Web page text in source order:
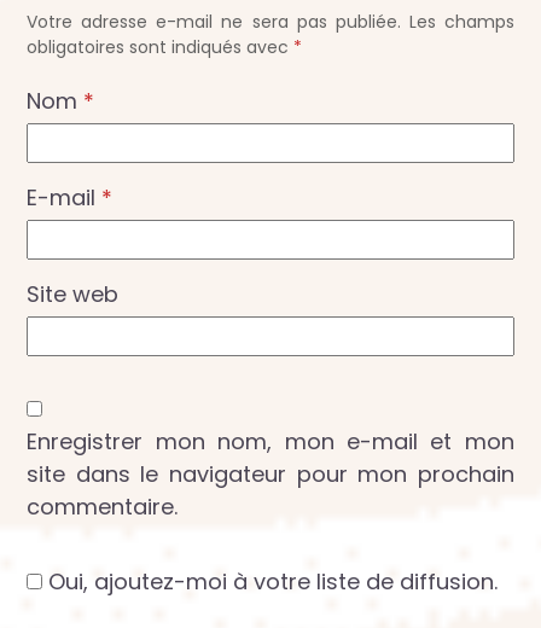
Votre adresse e-mail ne sera pas publiée. Les champs
obligatoires sont indiqués avec *
Nom *
E-mail *
Site web
Enregistrer mon nom, mon e-mail et mon
site dans le navigateur pour mon prochain
commentaire.
Oui, ajoutez-moi à votre liste de diffusion.